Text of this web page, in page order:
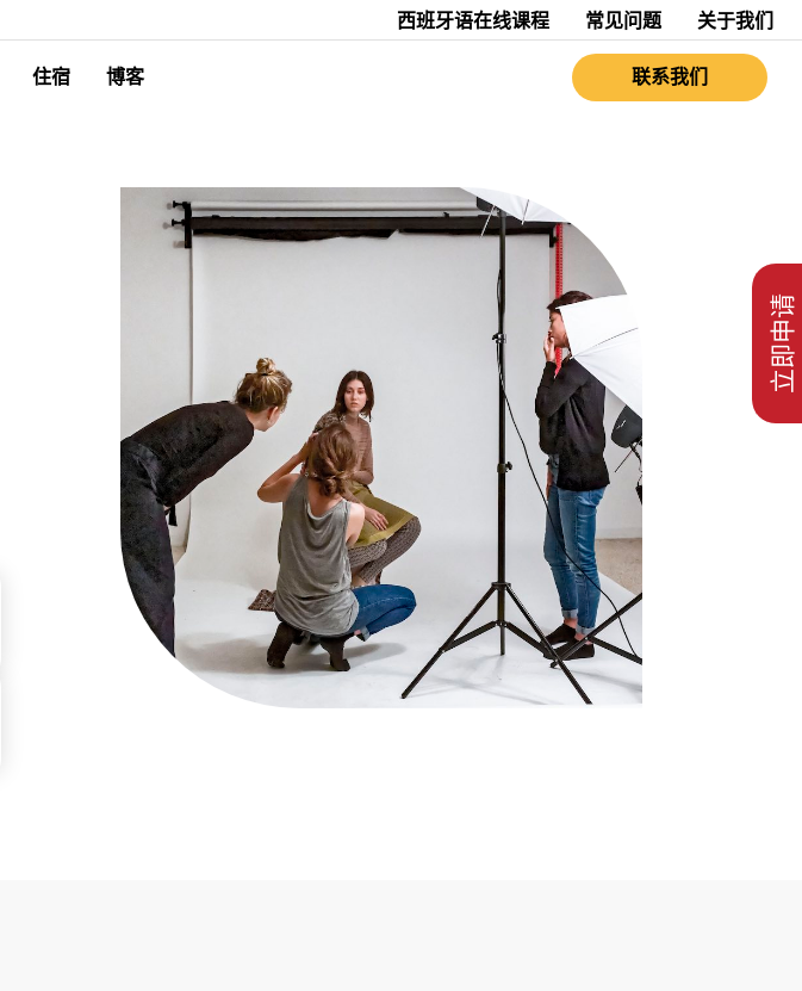
西班牙语在线课程 常见问题 关于我们
住宿 博客 联系我们
立即申请